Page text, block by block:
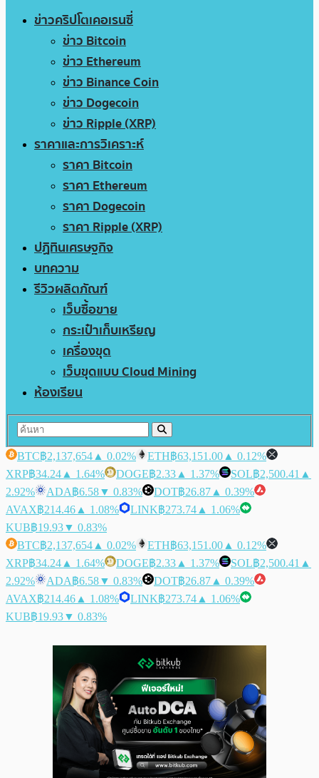
ข่าวคริปโตเคอเรนซี่
ข่าว Bitcoin
ข่าว Ethereum
ข่าว Binance Coin
ข่าว Dogecoin
ข่าว Ripple (XRP)
ราคาและการวิเคราะห์
ราคา Bitcoin
ราคา Ethereum
ราคา Dogecoin
ราคา Ripple (XRP)
ปฏิทินเศรษฐกิจ
บทความ
รีวิวผลิตภัณฑ์
เว็บซื้อขาย
กระเป๋าเก็บเหรียญ
เครื่องขุด
เว็บขุดแบบ Cloud Mining
ห้องเรียน
BTC฿2,137,654 ▲ 0.02% ETH฿63,151.00 ▲ 0.12%
XRP฿34.24 ▲ 1.64% DOGE฿2.33 ▲ 1.37% SOL฿2,500.41 ▲
2.92%
ADA฿6.58▼ 0.83% DOT฿26.87 ▲ 0.39%
AVAX฿214.46 ▲ 1.08% LINK฿273.74 ▲ 1.06%
KUB฿19.93▼ 0.83%
BTC฿2,137,654 ▲ 0.02% ETH฿63,151.00 ▲ 0.12%
XRP฿34.24 ▲ 1.64% DOGE฿2.33 ▲ 1.37% SOL฿2,500.41 ▲
2.92%
ADA฿6.58▼ 0.83% DOT฿26.87 ▲ 0.39%
AVAX฿214.46 ▲ 1.08% LINK฿273.74 ▲ 1.06%
KUB฿19.93▼ 0.83%